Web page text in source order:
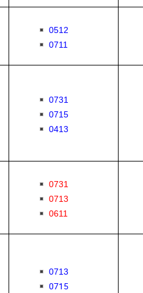
0512
0711
0731
0715
0413
0731
0713
0611
0713
0715